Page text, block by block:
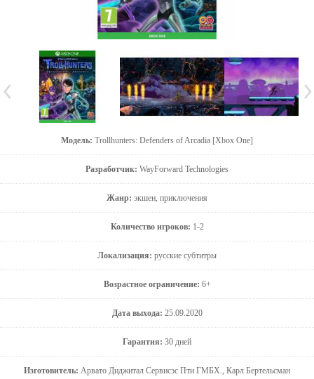
Модель: Trollhunters: Defenders of Arcadia [Xbox One]
Разработчик: WayForward Technologies
Жанр: экшен, приключения
Количество игроков: 1-2
Локализация: русские субтитры
Возрастное ограничение: 6+
Дата выхода: 25.09.2020
Гарантия: 30 дней
Изготовитель: Арвато Диджитал Сервисэс Пти ГМБХ., Карл Бертельсман